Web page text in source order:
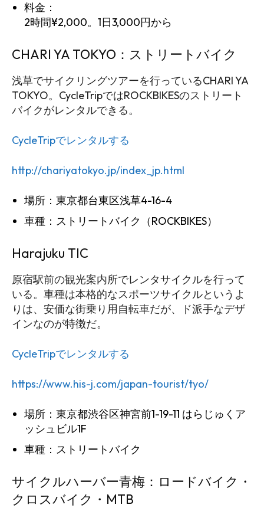
料金：
2時間¥2,000。1日3,000円から
CHARI YA TOKYO：ストリートバイク
浅草でサイクリングツアーを行っているCHARI YA
TOKYO。CycleTripではROCKBIKESのストリート
バイクがレンタルできる。
CycleTripでレンタルする
http://chariyatokyo.jp/index_jp.html
場所：東京都台東区浅草4-16-4
車種：ストリートバイク（ROCKBIKES）
Harajuku TIC
原宿駅前の観光案内所でレンタサイクルを行って
いる。車種は本格的なスポーツサイクルというよ
りは、安価な街乗り用自転車だが、ド派手なデザ
インなのが特徴だ。
CycleTripでレンタルする
https://www.his-j.com/japan-tourist/tyo/
場所：東京都渋谷区神宮前1-19-11 はらじゅくア
ッシュビル1F
車種：ストリートバイク
サイクルハーバー青梅：ロードバイク・
クロスバイク・MTB